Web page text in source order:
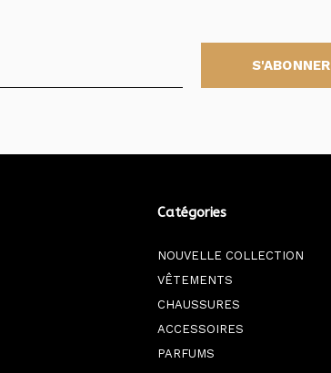
S'ABONNER
Catégories
NOUVELLE COLLECTION
VÊTEMENTS
CHAUSSURES
ACCESSOIRES
PARFUMS